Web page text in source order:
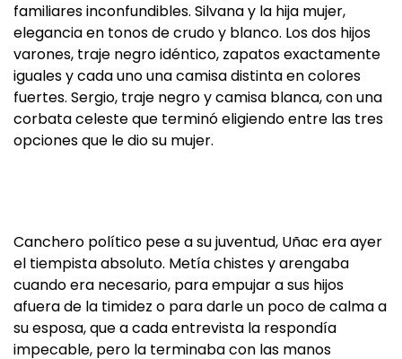
familiares inconfundibles. Silvana y la hija mujer,
elegancia en tonos de crudo y blanco. Los dos hijos
varones, traje negro idéntico, zapatos exactamente
iguales y cada uno una camisa distinta en colores
fuertes. Sergio, traje negro y camisa blanca, con una
corbata celeste que terminó eligiendo entre las tres
opciones que le dio su mujer.
Canchero político pese a su juventud, Uñac era ayer
el tiempista absoluto. Metía chistes y arengaba
cuando era necesario, para empujar a sus hijos
afuera de la timidez o para darle un poco de calma a
su esposa, que a cada entrevista la respondía
impecable, pero la terminaba con las manos